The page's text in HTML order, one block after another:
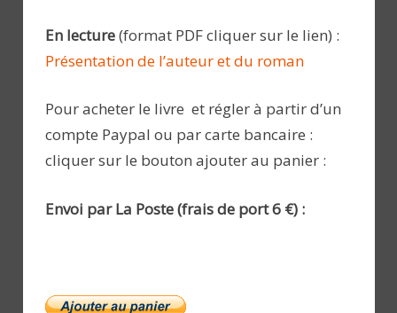
En lecture(format PDF cliquer sur le lien) :
Présentation de l’auteur et du roman
Pour acheter le livre et régler à partir d’un
compte Paypal ou par carte bancaire :
cliquer sur le bouton ajouter au panier :
Envoi par La Poste (frais de port 6 €) :